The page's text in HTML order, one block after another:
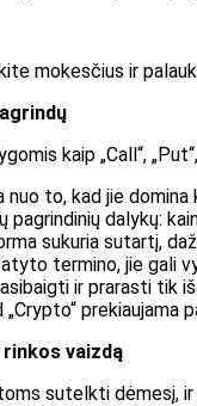
mokesčius ir
kaip „Call“,
to, kad jie domina
pagrindinių dalykų:
sukuria sutartį,
termino, jie gali
ir prarasti tik
vaizdą
sutelkti dėmesį,